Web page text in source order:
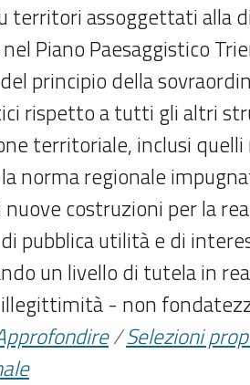
territori assoggettati alla
Piano Paesaggistico
principio della
rispetto a tutti gli altri
territoriale, inclusi
norma regionale
costruzioni per la
pubblica utilità e di
un livello di tutela in
illegittimità - non
/Selezioni